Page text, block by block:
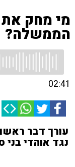
מי מחק
הממשלה?
02:41
עורך דבר
נגד אוהדי בני